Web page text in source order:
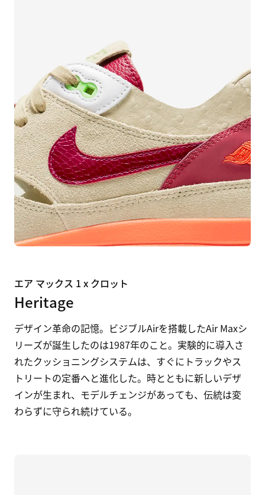
エア マックス 1 x クロット
Heritage
デザイン革命の記憶。ビジブルAirを搭載したAir Maxシ
リーズが誕生したのは1987年のこと。実験的に導入さ
れたクッショニングシステムは、すぐにトラックやス
トリートの定番へと進化した。時とともに新しいデザ
インが生まれ、モデルチェンジがあっても、伝統は変
わらずに守られ続けている。